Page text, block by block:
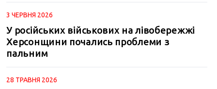
3 ЧЕРВНЯ 2026
У російських військових на лівобережжі
Херсонщини почались проблеми з
пальним
28 ТРАВНЯ 2026